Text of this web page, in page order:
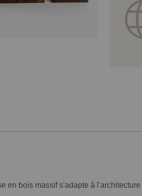
bois massif s'adapte à